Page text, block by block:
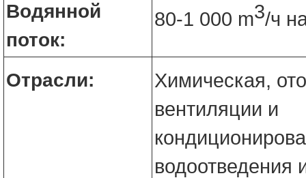
Водянной
поток:
80-1 000 m3/ч
Отрасли:
Химическая,
вентиляции и
водоотведения